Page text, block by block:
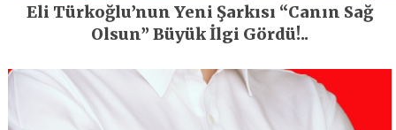
Eli Türkoğlu’nun Yeni Şarkısı “Canın Sağ
Olsun” Büyük İlgi Gördü!..